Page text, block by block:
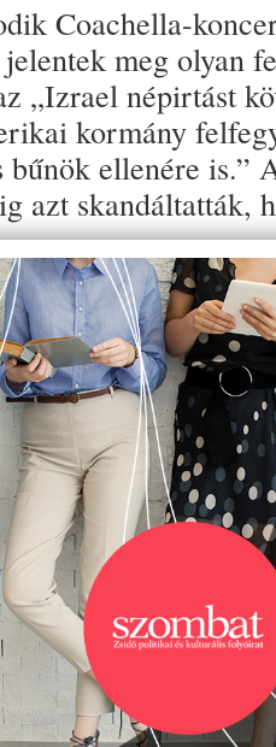
Coachella-
meg olyan
„Izrael népirtást
kormány
ellenére is.”
azt skandáltatták,